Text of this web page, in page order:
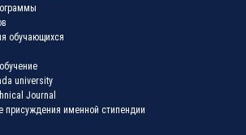
обучающихся
university
Journal
присуждения именной стипендии